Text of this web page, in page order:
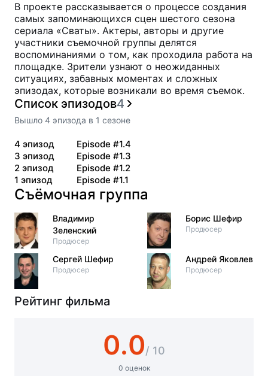
В проекте рассказывается о процессе создания
самых запоминающихся сцен шестого сезона
сериала «Сваты». Актеры, авторы и другие
участники съемочной группы делятся
воспоминаниями о том, как проходила работа на
площадке. Зрители узнают о неожиданных
ситуациях, забавных моментах и сложных
эпизодах, которые возникали во время съемок.
Список эпизодов4
Вышло 4 эпизода в 1 сезоне
4 эпизод
Episode #1.4
3 эпизод
Episode #1.3
2 эпизод
Episode #1.2
1 эпизод Episode #1.1
Съёмочная группа
Владимир
Зеленский
Продюсер
Сергей Шефир
Продюсер
Борис Шефир
Продюсер
Андрей Яковлев
Продюсер
Рейтинг фильма
0.0/ 10
0 оценок